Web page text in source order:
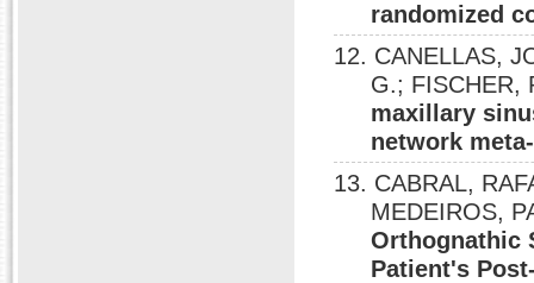
randomized
12. CANELLAS,
G.; FISCHER,
maxillary
network
13. CABRAL,
MEDEIROS,
Orthognathic
Patient's